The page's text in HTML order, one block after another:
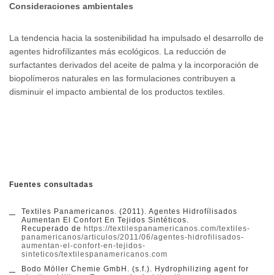
Consideraciones ambientales
La tendencia hacia la sostenibilidad ha impulsado el desarrollo de
agentes hidrofílizantes más ecológicos. La reducción de
surfactantes derivados del aceite de palma y la incorporación de
biopolímeros naturales en las formulaciones contribuyen a
disminuir el impacto ambiental de los productos textiles.
Fuentes consultadas
Textiles Panamericanos. (2011). Agentes Hidrofílisados
Aumentan El Confort En Tejidos Sintéticos.
Recuperado de https://textilespanamericanos.com/textiles-
panamericanos/articulos/2011/06/agentes-hidrofilisados-
aumentan-el-confort-en-tejidos-
sinteticos/textilespanamericanos.com
Bodo Möller Chemie GmbH. (s.f.). Hydrophilizing agent for